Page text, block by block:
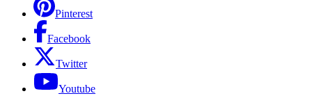
Pinterest
Facebook
Twitter
Youtube